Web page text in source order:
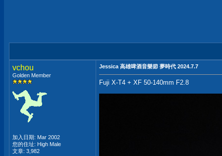
vchou
Golden Member
加入日期: Mar 2002
您的住址: High Male
文章: 3,982
Jessica 高雄啤酒音樂節 夢時代 2024.7.7
Fuji X-T4 + XF 50-140mm F2.8